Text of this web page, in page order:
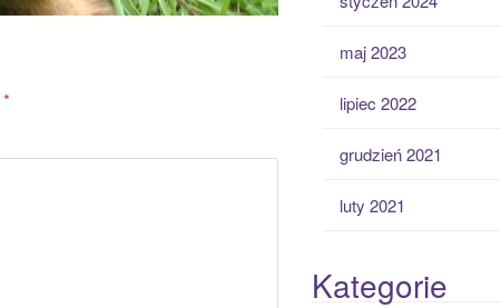
*
maj 2023
lipiec 2022
grudzień 2021
luty 2021
Kategorie